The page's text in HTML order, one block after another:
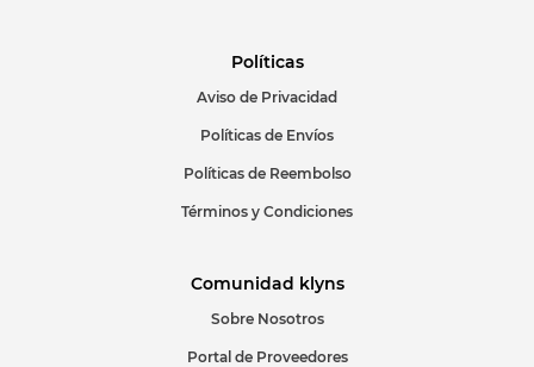
ENVIAR COMENTARIO
Políticas
Aviso de Privacidad
Políticas de Envíos
Políticas de Reembolso
Términos y Condiciones
Comunidad klyns
Sobre Nosotros
Portal de Proveedores